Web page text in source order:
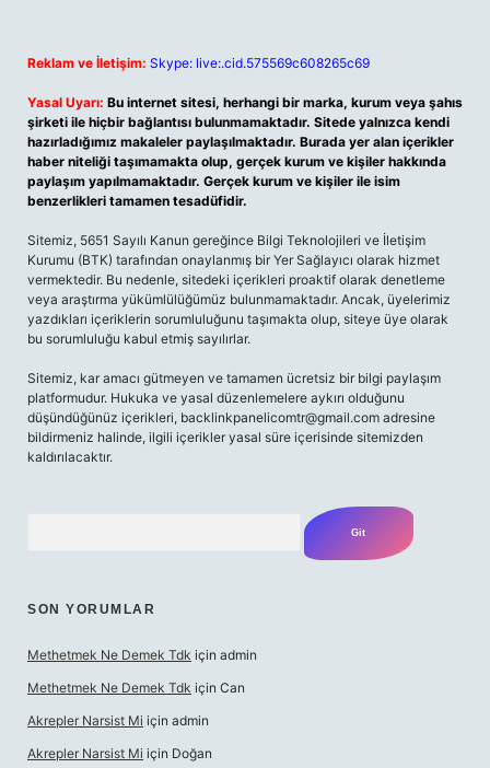
Reklam ve İletişim: Skype: live:.cid.575569c608265c69
Yasal Uyarı: Bu internet sitesi, herhangi bir marka, kurum veya şahıs
şirketi ile hiçbir bağlantısı bulunmamaktadır. Sitede yalnızca kendi
hazırladığımız makaleler paylaşılmaktadır. Burada yer alan içerikler
haber niteliği taşımamakta olup, gerçek kurum ve kişiler hakkında
paylaşım yapılmamaktadır. Gerçek kurum ve kişiler ile isim
benzerlikleri tamamen tesadüfidir.
Sitemiz, 5651 Sayılı Kanun gereğince Bilgi Teknolojileri ve İletişim
Kurumu (BTK) tarafından onaylanmış bir Yer Sağlayıcı olarak hizmet
vermektedir. Bu nedenle, sitedeki içerikleri proaktif olarak denetleme
veya araştırma yükümlülüğümüz bulunmamaktadır. Ancak, üyelerimiz
yazdıkları içeriklerin sorumluluğunu taşımakta olup, siteye üye olarak
bu sorumluluğu kabul etmiş sayılırlar.
Sitemiz, kar amacı gütmeyen ve tamamen ücretsiz bir bilgi paylaşım
platformudur. Hukuka ve yasal düzenlemelere aykırı olduğunu
düşündüğünüz içerikleri, backlinkpanelicomtr@gmail.com adresine
bildirmeniz halinde, ilgili içerikler yasal süre içerisinde sitemizden
kaldırılacaktır.
SON YORUMLAR
Methetmek Ne Demek Tdk için admin
Methetmek Ne Demek Tdk için Can
Akrepler Narsist Mi için admin
Akrepler Narsist Mi için Doğan